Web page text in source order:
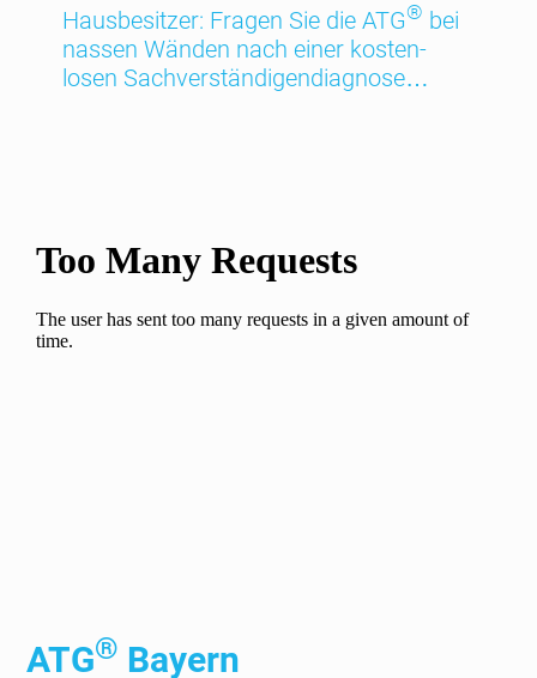
Haus­besitzer: Fragen Sie die ATG® bei
nassen Wänden nach einer kosten­
losen Sach­ver­stän­digen­diagnose…
ATG® Bayern